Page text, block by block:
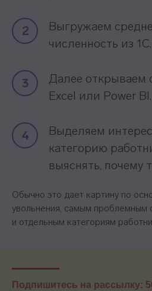
2
Выгружаем
численность из 1С.
3
Далее открываем
Excel или Power BI.
4
Выделяем
категорию
выяснять, почему
Обычно это дает картину по
увольнения, самым проблемным
и отдельным категориям
Подпишитесь на рассылку:
Компаниям
Студентам
Условия кредитования
Корпоративное обучение
Программы обучения
Договор оферты
ООО «ТОП-карьера»
ИНН 7714459360
КПП 771401001
Командная лицензия